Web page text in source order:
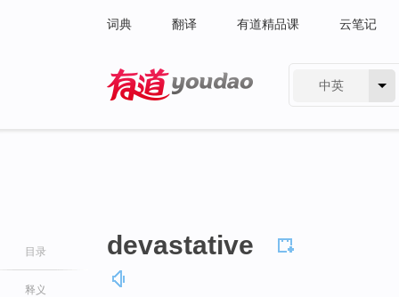
词典 翻译 有道精品课 云笔记
中英
目录
释义
devastative